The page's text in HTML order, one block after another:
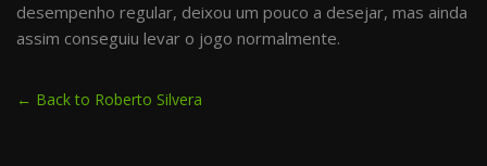
desempenho regular, deixou um pouco a desejar, mas ainda
assim conseguiu levar o jogo normalmente.
← Back to Roberto Silvera